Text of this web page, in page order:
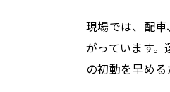
現場では、配
がっています
の初動を早める